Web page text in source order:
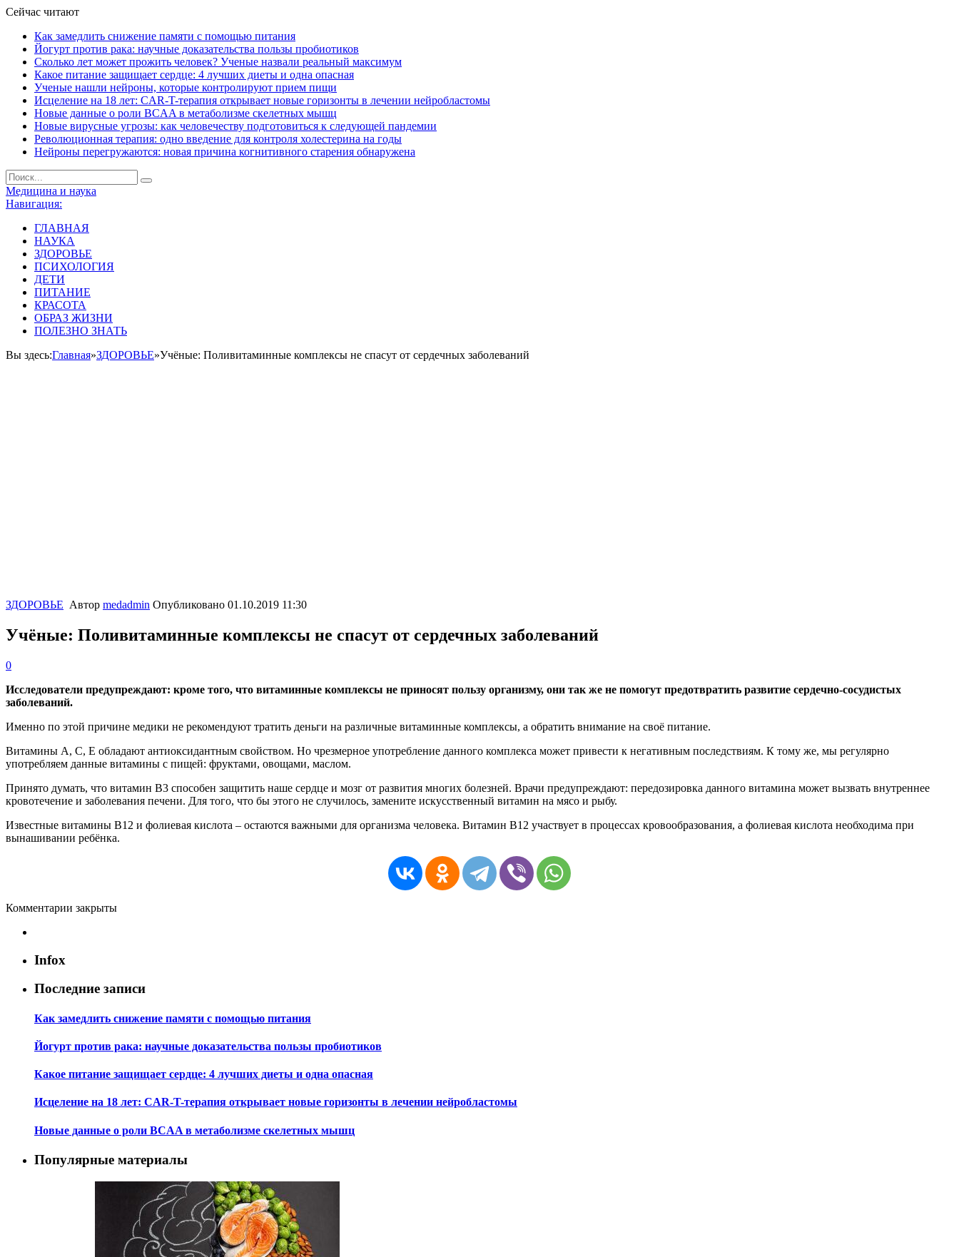
Сейчас читают
Как замедлить снижение памяти с помощью питания
Йогурт против рака: научные доказательства пользы пробиотиков
Сколько лет может прожить человек? Ученые назвали реальный максимум
Какое питание защищает сердце: 4 лучших диеты и одна опасная
Ученые нашли нейроны, которые контролируют прием пищи
Исцеление на 18 лет: CAR-T-терапия открывает новые горизонты в лечении нейробластомы
Новые данные о роли BCAA в метаболизме скелетных мышц
Новые вирусные угрозы: как человечеству подготовиться к следующей пандемии
Революционная терапия: одно введение для контроля холестерина на годы
Нейроны перегружаются: новая причина когнитивного старения обнаружена
Медицина и наука
Навигация:
ГЛАВНАЯ
НАУКА
ЗДОРОВЬЕ
ПСИХОЛОГИЯ
ДЕТИ
ПИТАНИЕ
КРАСОТА
ОБРАЗ ЖИЗНИ
ПОЛЕЗНО ЗНАТЬ
Вы здесь:Главная»ЗДОРОВЬЕ»Учёные: Поливитаминные комплексы не спасут от сердечных заболеваний
ЗДОРОВЬЕ Автор medadmin Опубликовано 01.10.2019 11:30
Учёные: Поливитаминные комплексы не спасут от сердечных заболеваний
0
Исследователи предупреждают: кроме того, что витаминные комплексы не приносят пользу организму, они так же не помогут предотвратить развитие сердечно-сосудистых
заболеваний.
Именно по этой причине медики не рекомендуют тратить деньги на различные витаминные комплексы, а обратить внимание на своё питание.
Витамины А, С, Е обладают антиоксидантным свойством. Но чрезмерное употребление данного комплекса может привести к негативным последствиям. К тому же, мы регулярно
употребляем данные витамины с пищей: фруктами, овощами, маслом.
Принято думать, что витамин В3 способен защитить наше сердце и мозг от развития многих болезней. Врачи предупреждают: передозировка данного витамина может вызвать внутреннее
кровотечение и заболевания печени. Для того, что бы этого не случилось, замените искусственный витамин на мясо и рыбу.
Известные витамины В12 и фолиевая кислота – остаются важными для организма человека. Витамин В12 участвует в процессах кровообразования, а фолиевая кислота необходима при
вынашивании ребёнка.
Комментарии закрыты
Infox
Последние записи
Как замедлить снижение памяти с помощью питания
Йогурт против рака: научные доказательства пользы пробиотиков
Какое питание защищает сердце: 4 лучших диеты и одна опасная
Исцеление на 18 лет: CAR-T-терапия открывает новые горизонты в лечении нейробластомы
Новые данные о роли BCAA в метаболизме скелетных мышц
Популярные материалы